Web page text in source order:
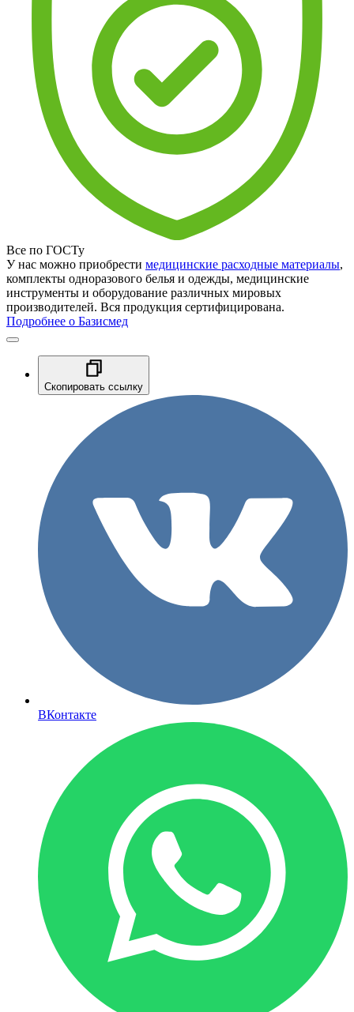
Все по ГОСТу
У нас можно приобрести медицинские расходные материалы,
комплекты одноразового белья и одежды, медицинские
инструменты и оборудование различных мировых
производителей. Вся продукция сертифицирована.
Подробнее о Базисмед
Скопировать ссылку
ВКонтакте